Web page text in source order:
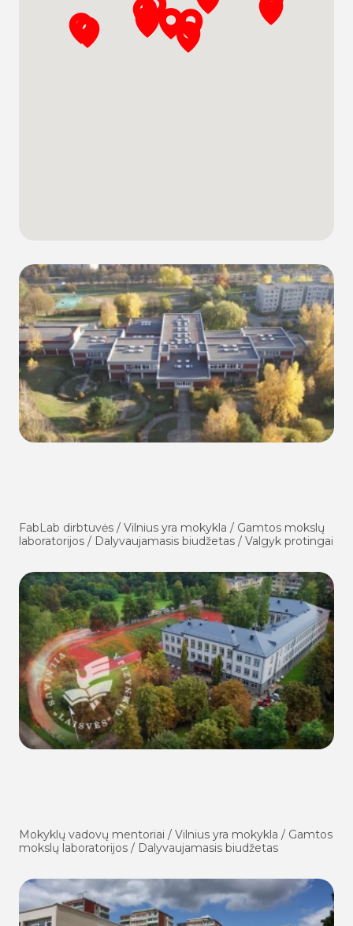
FabLab dirbtuvės / Vilnius yra mokykla / Gamtos mokslų
laboratorijos / Dalyvaujamasis biudžetas / Valgyk protingai
Mokyklų vadovų mentoriai / Vilnius yra mokykla / Gamtos
mokslų laboratorijos / Dalyvaujamasis biudžetas